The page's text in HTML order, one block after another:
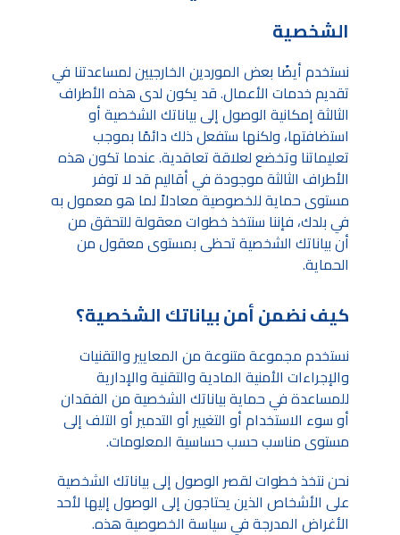
الشخصية
نستخدم أيضًا بعض الموردين الخارجيين لمساعدتنا في
تقديم خدمات الأعمال. قد يكون لدى هذه الأطراف
الثالثة إمكانية الوصول إلى بياناتك الشخصية أو
استضافتها، ولكنها ستفعل ذلك دائمًا بموجب
تعليماتنا وتخضع لعلاقة تعاقدية. عندما تكون هذه
الأطراف الثالثة موجودة في أقاليم قد لا توفر
مستوى حماية للخصوصية معادلاً لما هو معمول به
في بلدك، فإننا سنتخذ خطوات معقولة للتحقق من
أن بياناتك الشخصية تحظى بمستوى معقول من
الحماية.
كيف نضمن أمن بياناتك الشخصية؟
نستخدم مجموعة متنوعة من المعايير والتقنيات
والإجراءات الأمنية المادية والتقنية والإدارية
للمساعدة في حماية بياناتك الشخصية من الفقدان
أو سوء الاستخدام أو التغيير أو التدمير أو التلف إلى
مستوى مناسب حسب حساسية المعلومات.
نحن نتخذ خطوات لقصر الوصول إلى بياناتك الشخصية
على الأشخاص الذين يحتاجون إلى الوصول إليها لأحد
الأغراض المدرجة في سياسة الخصوصية هذه.